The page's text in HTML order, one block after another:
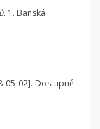
. 1. Banská
05-02]. Dostupné